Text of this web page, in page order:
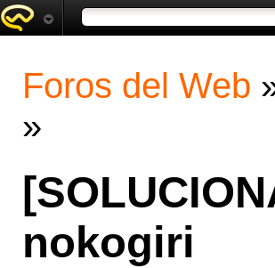
Foros del Web
»
nokogiri